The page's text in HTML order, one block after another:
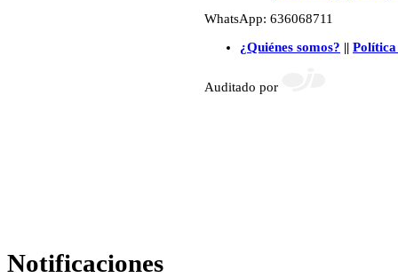
WhatsApp: 636068711
¿Quiénes somos? || Política
Auditado por
Notificaciones